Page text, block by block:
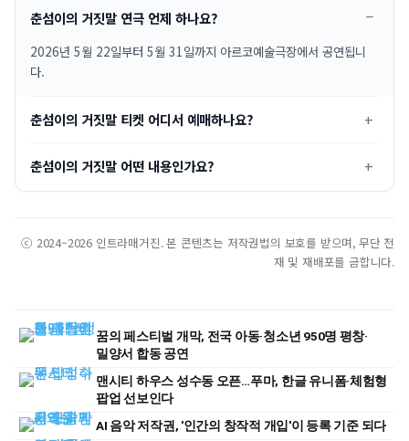
춘섬이의 거짓말 연극 언제 하나요?
2026년 5월 22일부터 5월 31일까지 아르코예술극장에서 공연됩니
다.
춘섬이의 거짓말 티켓 어디서 예매하나요?
춘섬이의 거짓말 어떤 내용인가요?
ⓒ 2024–2026 인트라매거진. 본 콘텐츠는 저작권법의 보호를 받으며, 무단 전
재 및 재배포를 금합니다.
꿈의 페스티벌 개막, 전국 아동·청소년 950명 평창·
밀양서 합동 공연
맨시티 하우스 성수동 오픈…푸마, 한글 유니폼·체험형
팝업 선보인다
AI 음악 저작권, '인간의 창작적 개입'이 등록 기준 되다